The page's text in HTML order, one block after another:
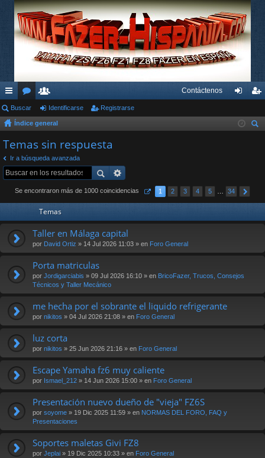
nl
ac
es
rá
pi
or
os
su
ari
os
Contáctenos
nti ist
Buscar Identificarse Registrarse
Índice general
Temas sin respuesta
Ir a búsqueda avanzada
Se encontraron más de 1000 coincidencias 1 2 3 4 5 34
Temas
Taller en Málaga capital
por David Ortiz » 14 Jul 2026 11:03 » en Foro General
Porta matriculas
por Jordigarciabis » 09 Jul 2026 16:10 » en BricoFazer, Trucos, Consejos
Técnicos y Taller Mecánico
me hecha por el sobrante el liquido refrigerante
por nikitos » 04 Jul 2026 21:08 » en Foro General
luz corta
por nikitos » 25 Jun 2026 21:16 » en Foro General
Escape Yamaha fz6 muy caliente
por Ismael_212 » 14 Jun 2026 15:00 » en Foro General
Presentación nuevo dueño de "vieja" FZ6S
por soyome » 19 Dic 2025 11:59 » en NORMAS DEL FORO, FAQ y
Presentaciones
Soportes maletas Givi FZ8
por Jeplai » 19 Dic 2025 10:33 » en Foro General